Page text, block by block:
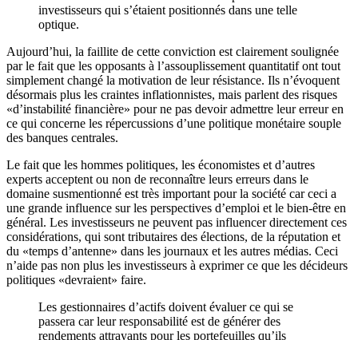
investisseurs qui s’étaient positionnés dans une telle
optique.
Aujourd’hui, la faillite de cette conviction est clairement soulignée
par le fait que les opposants à l’assouplissement quantitatif ont tout
simplement changé la motivation de leur résistance. Ils n’évoquent
désormais plus les craintes inflationnistes, mais parlent des risques
«d’instabilité financière» pour ne pas devoir admettre leur erreur en
ce qui concerne les répercussions d’une politique monétaire souple
des banques centrales.
Le fait que les hommes politiques, les économistes et d’autres
experts acceptent ou non de reconnaître leurs erreurs dans le
domaine susmentionné est très important pour la société car ceci a
une grande influence sur les perspectives d’emploi et le bien-être en
général. Les investisseurs ne peuvent pas influencer directement ces
considérations, qui sont tributaires des élections, de la réputation et
du «temps d’antenne» dans les journaux et les autres médias. Ceci
n’aide pas non plus les investisseurs à exprimer ce que les décideurs
politiques «devraient» faire.
Les gestionnaires d’actifs doivent évaluer ce qui se
passera car leur responsabilité est de générer des
rendements attrayants pour les portefeuilles qu’ils